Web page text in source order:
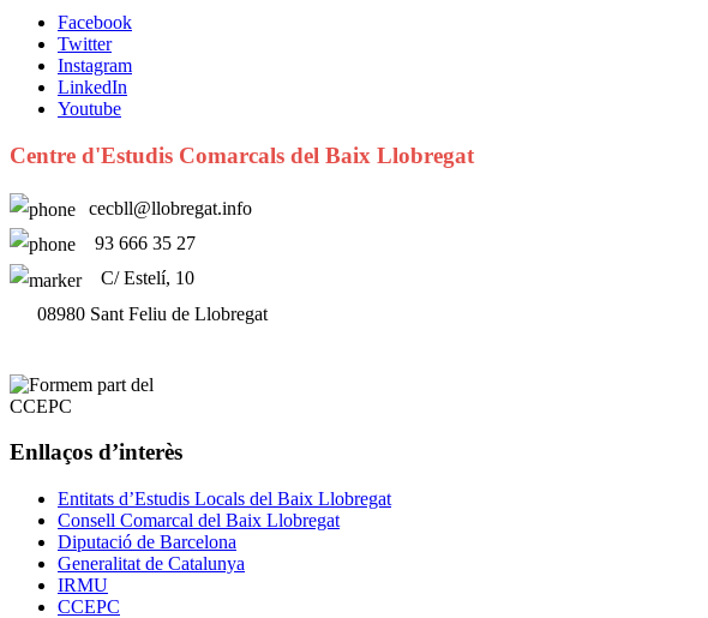
Facebook
Twitter
Instagram
LinkedIn
Youtube
Centre d'Estudis Comarcals del Baix Llobregat
cecbll@llobregat.info
93 666 35 27
C/ Estelí, 10
08980 Sant Feliu de Llobregat
Enllaços d’interès
Entitats d’Estudis Locals del Baix Llobregat
Consell Comarcal del Baix Llobregat
Diputació de Barcelona
Generalitat de Catalunya
IRMU
CCEPC